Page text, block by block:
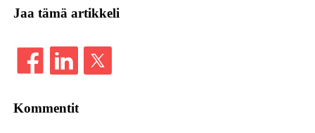
Jaa tämä artikkeli
Kommentit